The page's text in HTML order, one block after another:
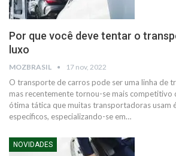
Por que você deve tentar o
luxo
MOZBRASIL 17 nov, 2022
O transporte de carros pode ser uma linha de
mas recentemente tornou-se mais competitivo
ótima tática que muitas transportadoras usam
específicos, especializando-se em…
NOVIDADES